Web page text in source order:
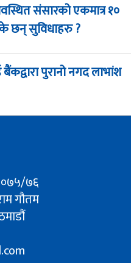
संसारको एकमात्र १०
छन् सुविधाहरु ?
बैंकद्वारा पुरानो नगद लाभांश
०७५/७६
गौतम